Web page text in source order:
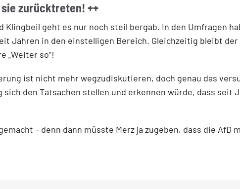
zurücktreten! ++
geht es nur noch steil bergab. In den Umfragen
Jahren in den einstelligen Bereich. Gleichzeitig bleibt
„Weiter so“!
ist nicht mehr wegzudiskutieren, doch genau das
den Tatsachen stellen und erkennen würde, dass seit
– denn dann müsste Merz ja zugeben, dass die AfD